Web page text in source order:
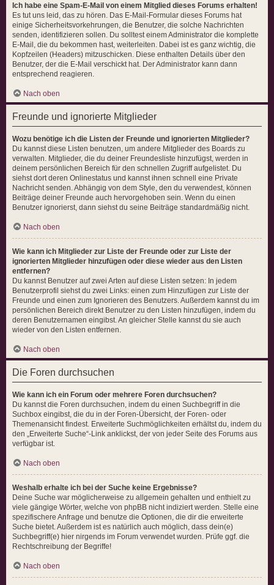
Ich habe eine Spam-E-Mail von einem Mitglied dieses Forums erhalten!
Es tut uns leid, das zu hören. Das E-Mail-Formular dieses Forums hat
einige Sicherheitsvorkehrungen, die Benutzer, die solche Nachrichten
senden, identifizieren sollen. Du solltest einem Administrator die komplette
E-Mail, die du bekommen hast, weiterleiten. Dabei ist es ganz wichtig, die
Kopfzeilen (Headers) mitzuschicken. Diese enthalten Details über den
Benutzer, der die E-Mail verschickt hat. Der Administrator kann dann
entsprechend reagieren.
Nach oben
Freunde und ignorierte Mitglieder
Wozu benötige ich die Listen der Freunde und ignorierten Mitglieder?
Du kannst diese Listen benutzen, um andere Mitglieder des Boards zu
verwalten. Mitglieder, die du deiner Freundesliste hinzufügst, werden in
deinem persönlichen Bereich für den schnellen Zugriff aufgelistet. Du
siehst dort deren Onlinestatus und kannst ihnen schnell eine Private
Nachricht senden. Abhängig von dem Style, den du verwendest, können
Beiträge deiner Freunde auch hervorgehoben sein. Wenn du einen
Benutzer ignorierst, dann siehst du seine Beiträge standardmäßig nicht.
Nach oben
Wie kann ich Mitglieder zur Liste der Freunde oder zur Liste der
ignorierten Mitglieder hinzufügen oder diese wieder aus den Listen
entfernen?
Du kannst Benutzer auf zwei Arten auf diese Listen setzen: In jedem
Benutzerprofil siehst du zwei Links: einen zum Hinzufügen zur Liste der
Freunde und einen zum Ignorieren des Benutzers. Außerdem kannst du im
persönlichen Bereich direkt Benutzer zu den Listen hinzufügen, indem du
deren Benutzernamen eingibst. An gleicher Stelle kannst du sie auch
wieder von den Listen entfernen.
Nach oben
Die Foren durchsuchen
Wie kann ich ein Forum oder mehrere Foren durchsuchen?
Du kannst die Foren durchsuchen, indem du einen Suchbegriff in die
Suchbox eingibst, die du in der Foren-Übersicht, der Foren- oder
Themenansicht findest. Erweiterte Suchmöglichkeiten erhältst du, indem du
den „Erweiterte Suche“-Link anklickst, der von jeder Seite des Forums aus
verfügbar ist.
Nach oben
Weshalb erhalte ich bei der Suche keine Ergebnisse?
Deine Suche war möglicherweise zu allgemein gehalten und enthielt zu
viele gängige Wörter, welche von phpBB nicht indiziert werden. Stelle eine
spezifischere Anfrage und benutze die Optionen, die dir die erweiterte
Suche bietet. Außerdem ist es natürlich auch möglich, dass dein(e)
Suchbegriff(e) hier nirgends im Forum verwendet wurden. Prüfe ggf. die
Rechtschreibung der Begriffe!
Nach oben